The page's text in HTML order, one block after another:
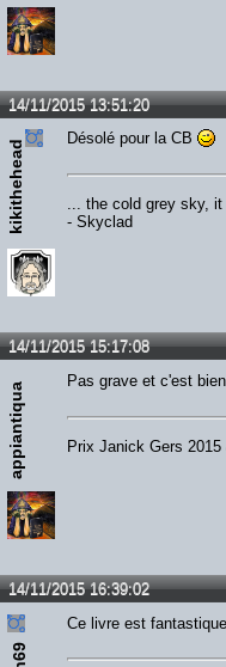
14/11/2015 13:51:20
kikithehead
Désolé pour la CB
... the cold grey sky,
- Skyclad
14/11/2015 15:17:08
appiantiqua
Pas grave et c'est
Prix Janick Gers
14/11/2015 16:39:02
Ce livre est